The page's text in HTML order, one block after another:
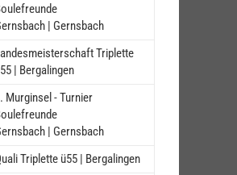
| Gernsbach
Triplette
| Bergalingen
Murginsel - Turnier
| Gernsbach
Triplette ü55 | Bergalingen